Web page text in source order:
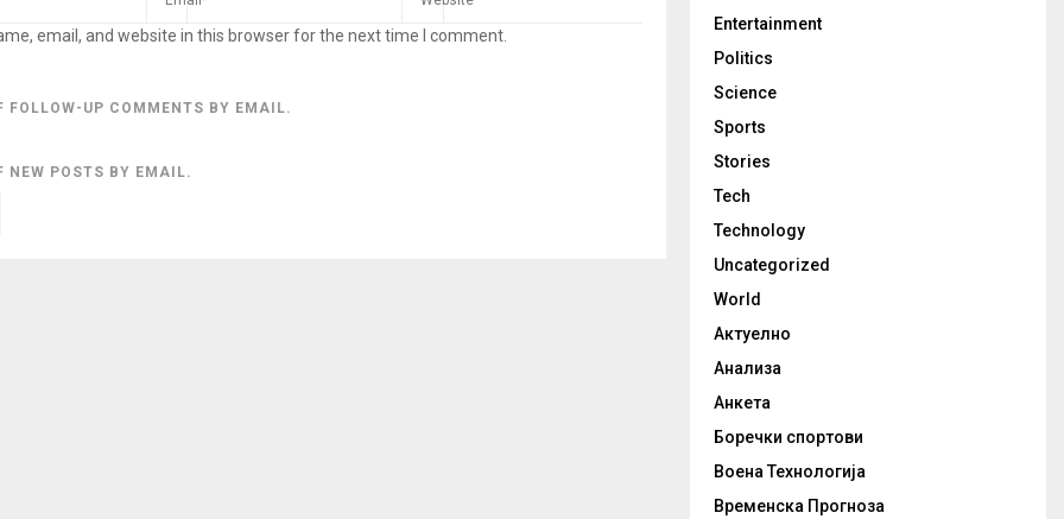
email, and website in this browser for the next time I comment.
FOLLOW-UP COMMENTS BY EMAIL.
NEW POSTS BY EMAIL.
Entertainment
Politics
Science
Sports
Stories
Tech
Technology
Uncategorized
World
Актуелно
Анализа
Анкета
Боречки спортови
Воена Технологија
Временска Прогноза